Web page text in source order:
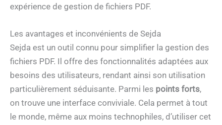
expérience de gestion de fichiers PDF.
Les avantages et inconvénients de Sejda
Sejda est un outil connu pour simplifier la gestion des
fichiers PDF. Il offre des fonctionnalités adaptées aux
besoins des utilisateurs, rendant ainsi son utilisation
particulièrement séduisante. Parmi les points forts,
on trouve une interface conviviale. Cela permet à tout
le monde, même aux moins technophiles, d’utiliser cet